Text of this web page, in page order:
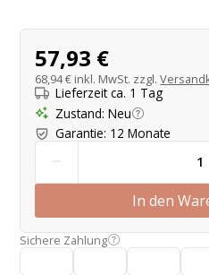
Produktangebot
57,93 €
68,94 € inkl. MwSt. zzgl.
Lieferzeit ca. 1 Tag
Zustand: Neu
Garantie: 12 Monate
-
In den
Sichere Zahlung